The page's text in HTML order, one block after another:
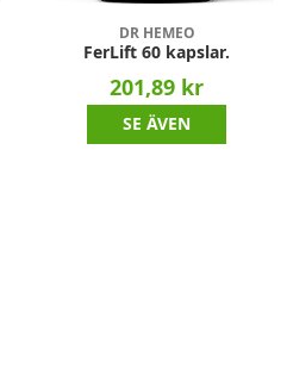
DR HEMEO
FerLift 60 kapslar.
201,89 kr
SE ÄVEN